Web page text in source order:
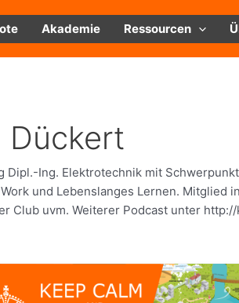
Akademie Ressourcen
Dückert
Dipl.-Ing. Elektrotechnik mit
und Lebenslanges Lernen. Mitglied
Club uvm. Weiterer Podcast unter